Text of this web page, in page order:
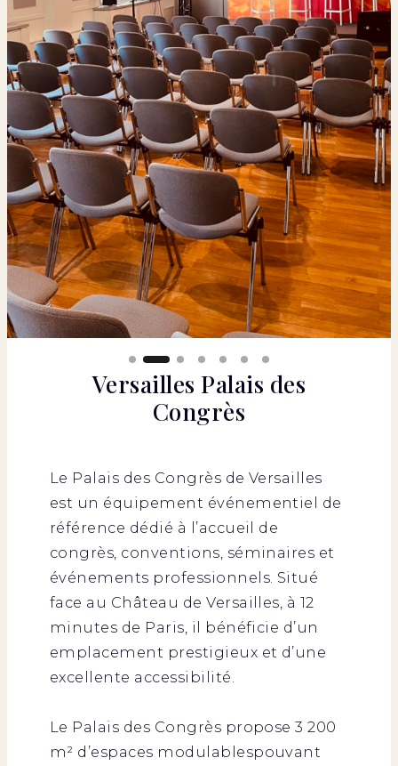
Versailles Palais des
Congrès
Le Palais des Congrès de Versailles
est un équipement événementiel de
référence dédié à l’accueil de
congrès, conventions, séminaires et
événements professionnels. Situé
face au Château de Versailles, à 12
minutes de Paris, il bénéficie d’un
emplacement prestigieux et d’une
excellente accessibilité.
Le Palais des Congrès propose 3 200
m² d’espaces modulablespouvant